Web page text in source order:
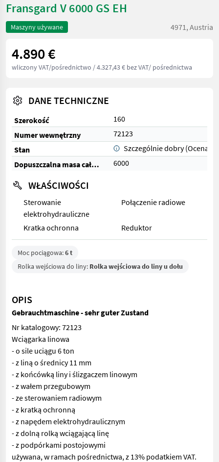
Fransgard V 6000 GS EH
Maszyny używane 4971, Austria
4.890 €
wliczony VAT/pośrednictwo / 4.327,43 € bez VAT/ pośrednictwa
DANE TECHNICZNE
Szerokość
160
Numer wewnętrzny
72123
Stan
Szczególnie dobry (Ocena 1)
Dopuszczalna masa całkowita (kg)
6000
WŁAŚCIWOŚCI
Sterowanie
elektrohydrauliczne
Połączenie radiowe
Kratka ochronna Reduktor
Moc pociągowa:6 t
Rolka wejściowa do liny: Rolka wejściowa do liny u dołu
OPIS
Gebrauchtmaschine - sehr guter Zustand
Nr katalogowy: 72123
Wciągarka linowa
- o sile uciągu 6 ton
- z liną o średnicy 11 mm
- z końcówką liny i ślizgaczem linowym
- z wałem przegubowym
- ze sterowaniem radiowym
- z kratką ochronną
- z napędem elektrohydraulicznym
- z dolną rolką wciągającą linę
- z podpórkami postojowymi
używana, w ramach pośrednictwa, z 13% podatkiem VAT.